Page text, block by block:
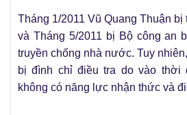
Tháng 1/2011 Vũ Quang Thuận bị
và Tháng 5/2011 bị Bộ công an
truyền chống nhà nước. Tuy
bị đình chỉ điều tra do vào thời
không có năng lực nhận thức và